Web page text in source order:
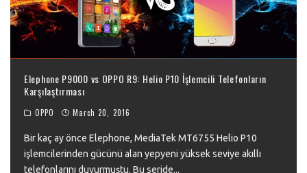
Elephone P9000 vs OPPO R9: Helio P10 İşlemcili Telefonların
Karşılaştırması
OPPO March 20, 2016
Bir kaç ay önce Elephone, MediaTek MT6755 Helio P10
işlemcilerinden gücünü alan yepyeni yüksek seviye akıllı
telefonlarını duyurmuştu. Bu seride...